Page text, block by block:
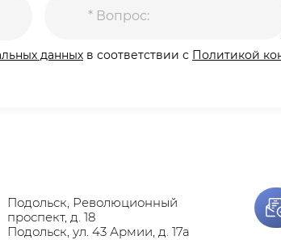
данных в соответствии с Политикой
Подольск, Революционный
проспект, д. 18
Подольск, ул. 43 Армии, д. 17а